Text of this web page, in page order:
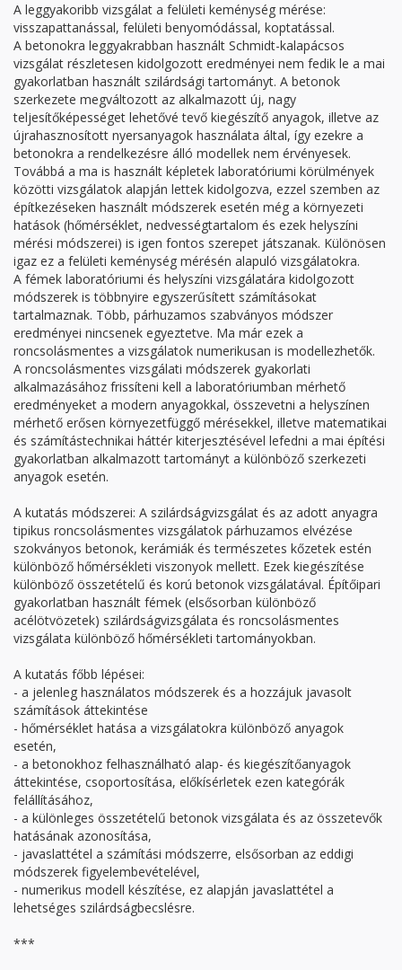
A leggyakoribb vizsgálat a felületi keménység mérése:
visszapattanással, felületi benyomódással, koptatással.
A betonokra leggyakrabban használt Schmidt-kalapácsos
vizsgálat részletesen kidolgozott eredményei nem fedik le a mai
gyakorlatban használt szilárdsági tartományt. A betonok
szerkezete megváltozott az alkalmazott új, nagy
teljesítőképességet lehetővé tevő kiegészítő anyagok, illetve az
újrahasznosított nyersanyagok használata által, így ezekre a
betonokra a rendelkezésre álló modellek nem érvényesek.
Továbbá a ma is használt képletek laboratóriumi körülmények
közötti vizsgálatok alapján lettek kidolgozva, ezzel szemben az
építkezéseken használt módszerek esetén még a környezeti
hatások (hőmérséklet, nedvességtartalom és ezek helyszíni
mérési módszerei) is igen fontos szerepet játszanak. Különösen
igaz ez a felületi keménység mérésén alapuló vizsgálatokra.
A fémek laboratóriumi és helyszíni vizsgálatára kidolgozott
módszerek is többnyire egyszerűsített számításokat
tartalmaznak. Több, párhuzamos szabványos módszer
eredményei nincsenek egyeztetve. Ma már ezek a
roncsolásmentes a vizsgálatok numerikusan is modellezhetők.
A roncsolásmentes vizsgálati módszerek gyakorlati
alkalmazásához frissíteni kell a laboratóriumban mérhető
eredményeket a modern anyagokkal, összevetni a helyszínen
mérhető erősen környezetfüggő mérésekkel, illetve matematikai
és számítástechnikai háttér kiterjesztésével lefedni a mai építési
gyakorlatban alkalmazott tartományt a különböző szerkezeti
anyagok esetén.
A kutatás módszerei: A szilárdságvizsgálat és az adott anyagra
tipikus roncsolásmentes vizsgálatok párhuzamos elvézése
szokványos betonok, kerámiák és természetes kőzetek estén
különböző hőmérsékleti viszonyok mellett. Ezek kiegészítése
különböző összetételű és korú betonok vizsgálatával. Építőipari
gyakorlatban használt fémek (elsősorban különböző
acélötvözetek) szilárdságvizsgálata és roncsolásmentes
vizsgálata különböző hőmérsékleti tartományokban.
A kutatás főbb lépései:
- a jelenleg használatos módszerek és a hozzájuk javasolt
számítások áttekintése
- hőmérséklet hatása a vizsgálatokra különböző anyagok
esetén,
- a betonokhoz felhasználható alap- és kiegészítőanyagok
áttekintése, csoportosítása, előkísérletek ezen kategórák
felállításához,
- a különleges összetételű betonok vizsgálata és az összetevők
hatásának azonosítása,
- javaslattétel a számítási módszerre, elsősorban az eddigi
módszerek figyelembevételével,
- numerikus modell készítése, ez alapján javaslattétel a
lehetséges szilárdságbecslésre.
***